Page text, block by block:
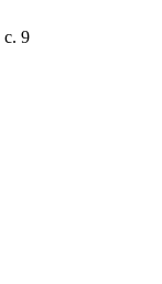
с. 9